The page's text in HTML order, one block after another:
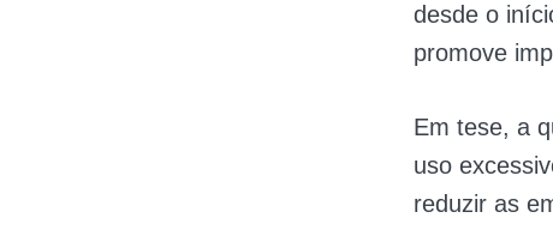
desde o
promove
Em tese, a
uso
reduzir as